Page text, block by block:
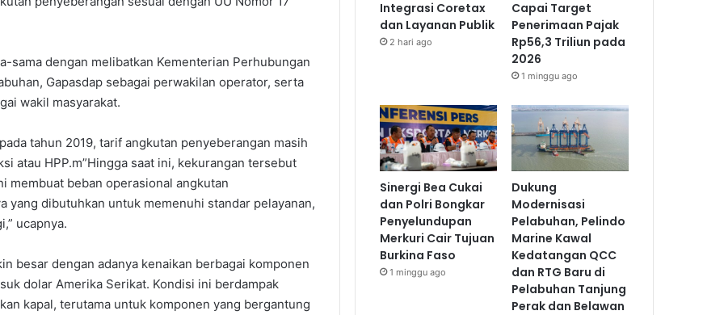
sama dengan melibatkan Kementerian Perhubungan
Gapasdap sebagai perwakilan operator, serta
wakil masyarakat.
tahun 2019, tarif angkutan penyeberangan masih
atau HPP.m”Hingga saat ini, kekurangan tersebut
membuat beban operasional angkutan
yang dibutuhkan untuk memenuhi standar pelayanan,
ucapnya.
besar dengan adanya kenaikan berbagai komponen
dolar Amerika Serikat. Kondisi ini berdampak
kapal, terutama untuk komponen yang bergantung
Integrasi Coretax
dan Layanan Publik
2 hari ago
Capai Target
Penerimaan Pajak
Rp56,3 Triliun pada
2026
1 minggu ago
Sinergi Bea Cukai
dan Polri Bongkar
Penyelundupan
Merkuri Cair Tujuan
Burkina Faso
1 minggu ago
Dukung
Modernisasi
Pelabuhan, Pelindo
Marine Kawal
Kedatangan QCC
dan RTG Baru di
Pelabuhan Tanjung
Perak dan Belawan